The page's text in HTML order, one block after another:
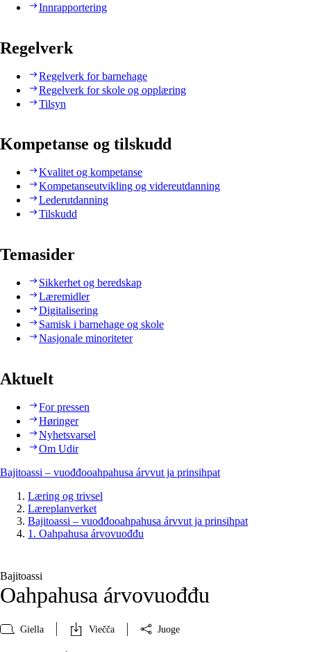
Innrapportering
Regelverk
Regelverk for barnehage
Regelverk for skole og opplæring
Tilsyn
Kompetanse og tilskudd
Kvalitet og kompetanse
Kompetanseutvikling og videreutdanning
Lederutdanning
Tilskudd
Temasider
Sikkerhet og beredskap
Læremidler
Digitalisering
Samisk i barnehage og skole
Nasjonale minoriteter
Aktuelt
For pressen
Høringer
Nyhetsvarsel
Om Udir
Bajitoassi – vuođđooahpahusa árvvut ja prinsihpat
Læring og trivsel
Læreplanverket
Bajitoassi – vuođđooahpahusa árvvut ja prinsihpat
1. Oahpahusa árvovuođđu
Bajitoassi
Oahpahusa árvovuođđu
Giella Viečča Juoge